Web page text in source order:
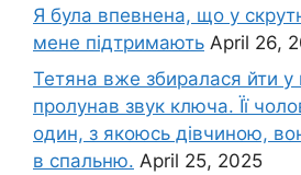
Я була впевнена, що у
мене підтримають April 26,
Тетяна вже збиралася йти у
пролунав звук ключа. Її
один, з якоюсь дівчиною,
в спальню. April 25, 2025